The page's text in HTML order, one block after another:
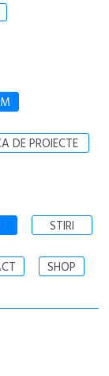
DE PROIECTE
STIRI
SHOP